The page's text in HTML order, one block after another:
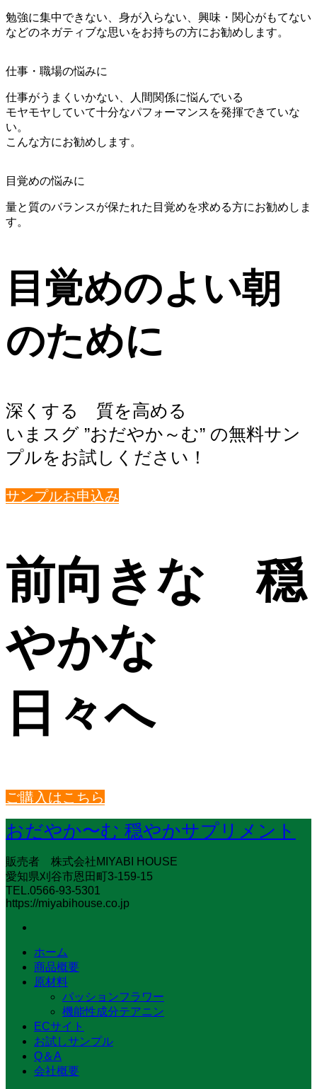
勉強に集中できない、身が入らない、興味・関心がもてない
などのネガティブな思いをお持ちの方にお勧めします。
仕事・職場の悩みに
仕事がうまくいかない、人間関係に悩んでいる
モヤモヤしていて十分なパフォーマンスを発揮できていな
い。
こんな方にお勧めします。
目覚めの悩みに
量と質のバランスが保たれた目覚めを求める方にお勧めしま
す。
目覚めのよい朝
のために
深くする 質を高める
いまスグ ”おだやか～む” の無料サン
プルをお試しください！
サンプルお申込み
前向きな 穏
やかな
日々へ
ご購入はこちら
おだやか〜む 穏やかサプリメント
販売者 株式会社MIYABI HOUSE
愛知県刈谷市恩田町3-159-15
TEL.0566-93-5301
https://miyabihouse.co.jp
ホーム
商品概要
原材料
パッションフラワー
機能性成分テアニン
ECサイト
お試しサンプル
Q＆A
会社概要